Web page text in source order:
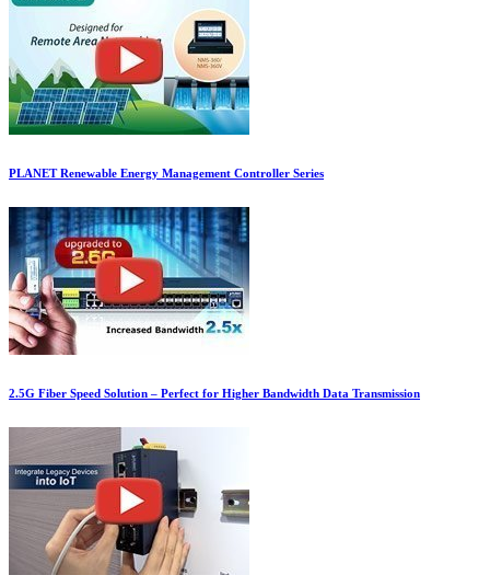
PLANET Renewable Energy Management Controller Series
2.5G Fiber Speed Solution – Perfect for Higher Bandwidth Data Transmission